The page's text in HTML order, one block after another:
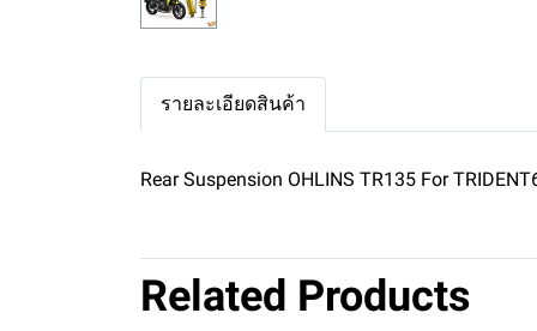
รายละเอียดสินค้า
Rear Suspension OHLINS TR135 For
Related Products